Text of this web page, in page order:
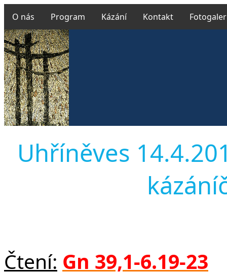
O nás Program Kázání Kontakt
Uhříněves
Čtení: Gn 39,1-6.19-23